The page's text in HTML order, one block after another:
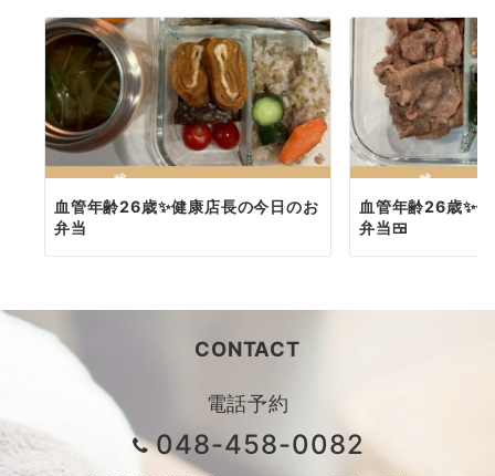
血管年齢26歳✨健康店長の今日のお
弁当
血管年齢26歳✨
弁当🍱
CONTACT
電話予約
048-458-0082